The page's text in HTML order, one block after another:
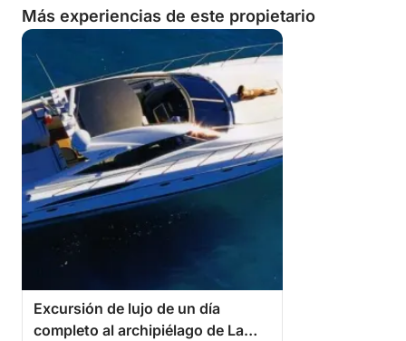
Más experiencias de este propietario
Excursión de lujo de un día
completo al archipiélago de La